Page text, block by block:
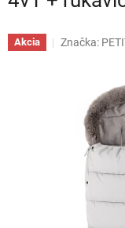
Akcia Značka: